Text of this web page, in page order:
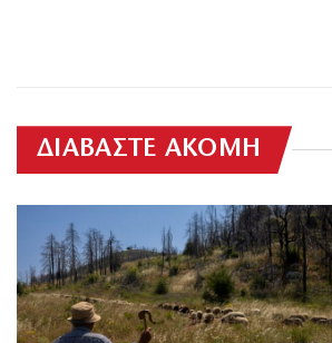
ΔΙΑΒΑΣΤΕ ΑΚΟΜΗ